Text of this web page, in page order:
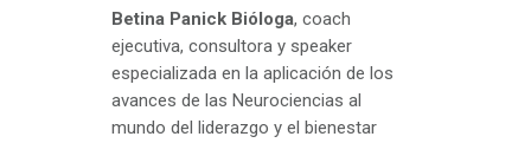
Betina Panick Bióloga, coach
ejecutiva, consultora y speaker
especializada en la aplicación de los
avances de las Neurociencias al
mundo del liderazgo y el bienestar